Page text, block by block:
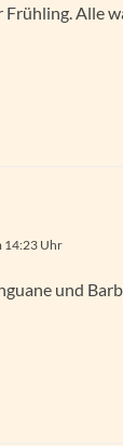
Frühling. Alle
14:23 Uhr
und